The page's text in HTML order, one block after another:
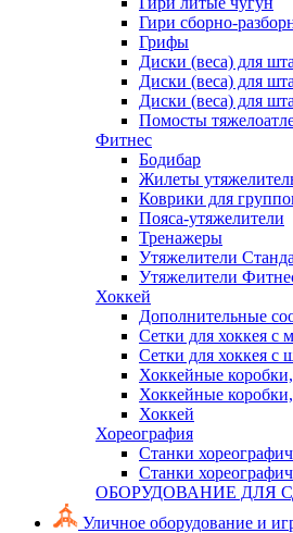
Гири сборно-
Грифы
Диски (веса) для
Диски (веса) для
Диски (веса) для
Помосты
Фитнес
Бодибар
Жилеты
Коврики для
Пояса-утяжелители
Тренажеры
Утяжелители
Утяжелители
Хоккей
Дополнительные
Сетки для хоккея с
Сетки для хоккея с
Хоккейные
Хоккейные
Хоккей
Хореография
Станки
Станки
ОБОРУДОВАНИЕ ДЛЯ
Уличное оборудование и